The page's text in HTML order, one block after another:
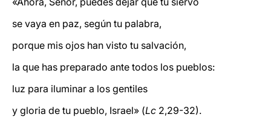
se vaya en paz, según tu palabra,
porque mis ojos han visto tu salvación,
la que has preparado ante todos los pueblos:
luz para iluminar a los gentiles
y gloria de tu pueblo, Israel» (Lc 2,29-32).